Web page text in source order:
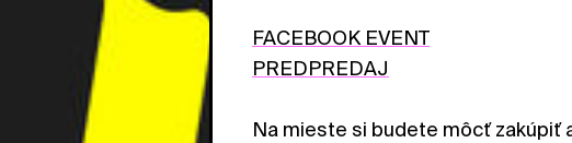
FACEBOOK EVENT
PREDPREDAJ
Na mieste si budete môcť zakúpiť